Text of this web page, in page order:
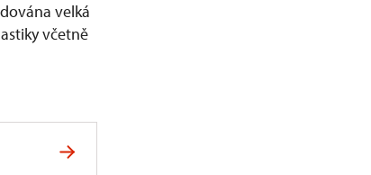
velká
včetně